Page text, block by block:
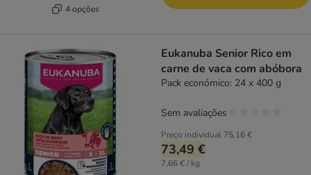
4 opções
Eukanuba Senior Rico em
carne de vaca com abóbora
Pack económico: 24 x 400 g
Preço individual 75,16 €
73,49 €
7,66 € / kg
Sem avaliações